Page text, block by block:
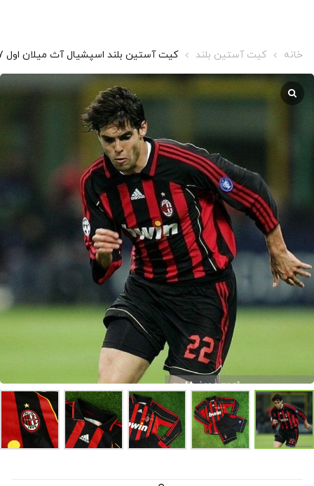
خانه کیت آستین بلند کیت آستین بلند اسپشیال آث میلان اول 2007